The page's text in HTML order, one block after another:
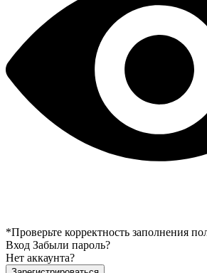
*Проверьте корректность заполнения
Вход Забыли пароль?
Нет аккаунта?